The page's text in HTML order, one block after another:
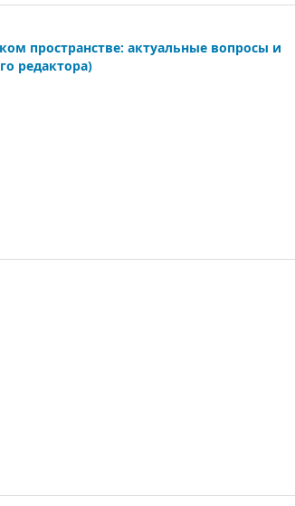
пространстве: актуальные вопросы и
редактора)